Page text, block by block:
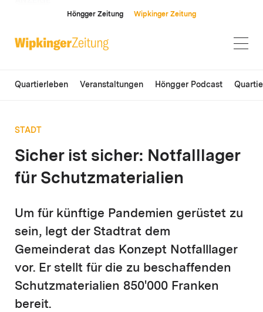
Höngger Zeitung Wipkinger Zeitung
Quartierleben Veranstaltungen Höngger Podcast
STADT
Sicher ist sicher: Notfalllager
für Schutzmaterialien
Um für künftige Pandemien gerüstet zu
sein, legt der Stadtrat dem
Gemeinderat das Konzept Notfalllager
vor. Er stellt für die zu beschaffenden
Schutzmaterialien 850'000 Franken
bereit.